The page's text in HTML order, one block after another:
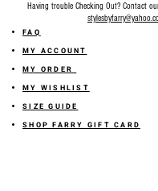
Having trouble Checking Out? Contact
FAQ
MY ACCOUNT
MY ORDER
MY WISHLIST
SIZE GUIDE
SHOP FARRY GIFT CARD